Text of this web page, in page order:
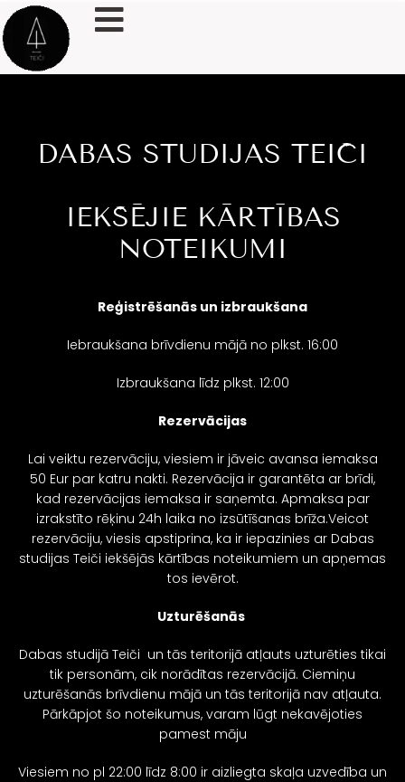
DABAS STUDIJAS TEIČI
IEKŠĒJIE KĀRTĪBAS
NOTEIKUMI
Reģistrēšanās un izbraukšana
Iebraukšana brīvdienu mājā no plkst. 16:00
Izbraukšana līdz plkst. 12:00
Rezervācijas
Lai veiktu rezervāciju, viesiem ir jāveic avansa iemaksa
50 Eur par katru nakti. Rezervācija ir garantēta ar brīdi,
kad rezervācijas iemaksa ir saņemta. Apmaksa par
izrakstīto rēķinu 24h laika no izsūtīšanas brīža.Veicot
rezervāciju, viesis apstiprina, ka ir iepazinies ar Dabas
studijas Teiči iekšējās kārtības noteikumiem un apņemas
tos ievērot.
Uzturēšanās
Dabas studijā Teiči un tās teritorijā atļauts uzturēties tikai
tik personām, cik norādītas rezervācijā. Ciemiņu
uzturēšanās brīvdienu mājā un tās teritorijā nav atļauta.
Pārkāpjot šo noteikumus, varam lūgt nekavējoties
pamest māju
Viesiem no pl 22:00 līdz 8:00 ir aizliegta skaļa uzvedība un